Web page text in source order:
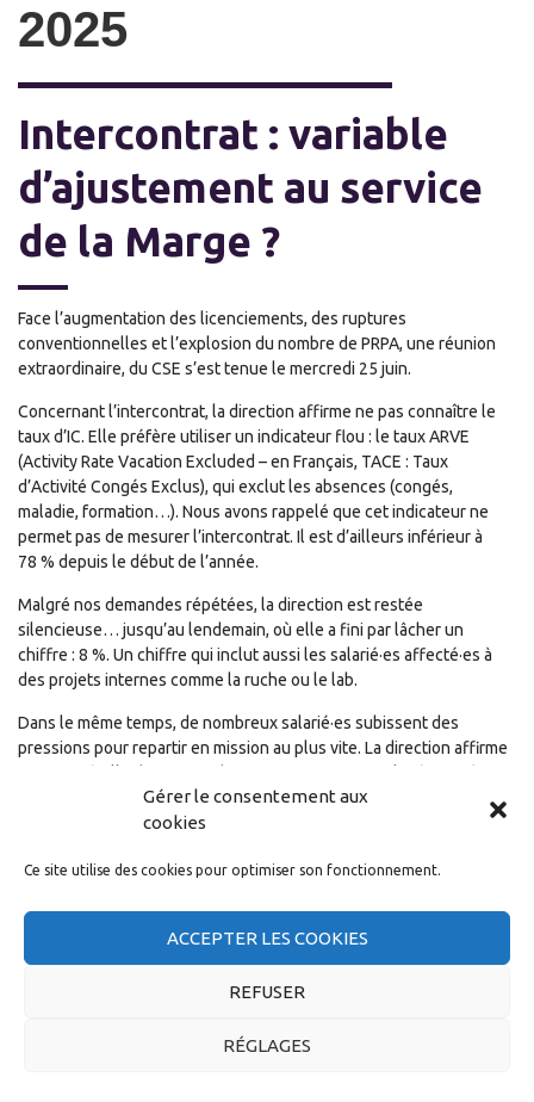
Gérer le consentement aux
cookies
Ce site utilise des cookies pour optimiser son fonctionnement.
ACCEPTER LES COOKIES
REFUSER
RÉGLAGES
2025
Intercontrat : variable
d’ajustement au service
de la Marge ?
Face l’augmentation des licenciements, des ruptures
conventionnelles et l’explosion du nombre de PRPA, une réunion
extraordinaire, du CSE s’est tenue le mercredi 25 juin.
Concernant l’intercontrat, la direction affirme ne pas connaître le
taux d’IC. Elle préfère utiliser un indicateur flou : le taux ARVE
(Activity Rate Vacation Excluded – en Français, TACE : Taux
d’Activité Congés Exclus), qui exclut les absences (congés,
maladie, formation…). Nous avons rappelé que cet indicateur ne
permet pas de mesurer l’intercontrat. Il est d’ailleurs inférieur à
78 % depuis le début de l’année.
Malgré nos demandes répétées, la direction est restée
silencieuse… jusqu’au lendemain, où elle a fini par lâcher un
chiffre : 8 %. Un chiffre qui inclut aussi les salarié·es affecté·es à
des projets internes comme la ruche ou le lab.
Dans le même temps, de nombreux salarié·es subissent des
pressions pour repartir en mission au plus vite. La direction affirme
bien. Mais alors, comment justifier l’opération “Staff Yourself”, qui
transfère cette responsabilité sur les épaules des salarié ·es ?
Sentiment de surveillance,
Augmentation des propositions de missions éloignés
(compétences et géographiques).
une faute, c’est une responsabilité de l’employeur.s